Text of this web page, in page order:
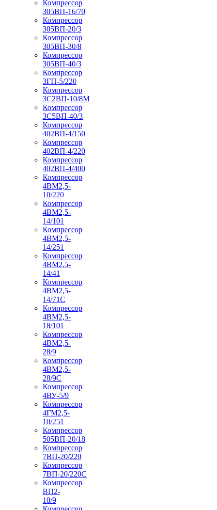
Компрессор
305ВП-16/70
Компрессор
305ВП-20/3
Компрессор
305ВП-30/8
Компрессор
305ВП-40/3
Компрессор
3ГП-5/220
Компрессор
3С2ВП-10/8М
Компрессор
3С5ВП-40/3
Компрессор
402ВП-4/150
Компрессор
402ВП-4/220
Компрессор
402ВП-4/400
Компрессор
4ВМ2,5-
10/220
Компрессор
4ВМ2,5-
14/101
Компрессор
4ВМ2,5-
14/251
Компрессор
4ВМ2,5-
14/41
Компрессор
4ВМ2,5-
14/71C
Компрессор
4ВМ2,5-
18/101
Компрессор
4ВМ2,5-
28/9
Компрессор
4ВМ2,5-
28/9С
Компрессор
4ВУ-5/9
Компрессор
4ГМ2,5-
10/251
Компрессор
505ВП-20/18
Компрессор
7ВП-20/220
Компрессор
7ВП-20/220С
Компрессор
ВП2-
10/9